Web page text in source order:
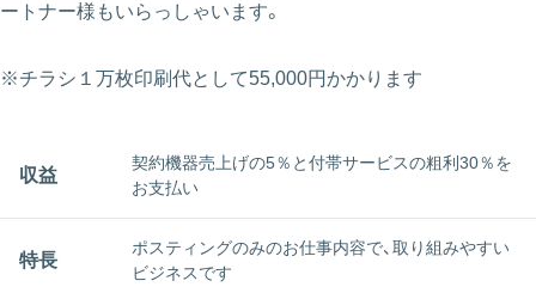
ートナー様もいらっしゃいます。
※チラシ１万枚印刷代として55,000円かかります
収益
契約機器売上げの5％と付帯サービスの粗利30％を
お支払い
特長
ポスティングのみのお仕事内容で、取り組みやすい
ビジネスです